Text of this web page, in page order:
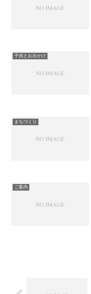
子供とお出かけ
まちづくり
ご案内